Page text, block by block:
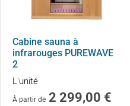
Cabine sauna à
infrarouges PUREWAVE
2
L'unité
À partir de 2 299,00 €